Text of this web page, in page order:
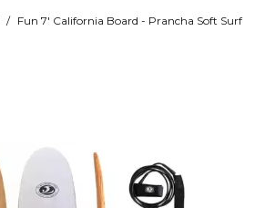
Fun 7' California Board - Prancha Soft Surf